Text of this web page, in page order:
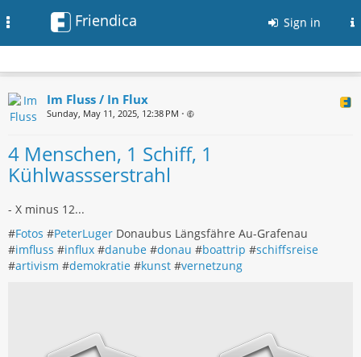
Friendica Sign in
Im Fluss / In Flux
Sunday, May 11, 2025, 12:38 PM •
4 Menschen, 1 Schiff, 1
Kühlwassserstrahl
- X minus 12...
#Fotos #PeterLuger Donaubus Längsfähre Au-Grafenau
#imfluss #influx #danube #donau #boattrip #schiffsreise
#artivism #demokratie #kunst #vernetzung